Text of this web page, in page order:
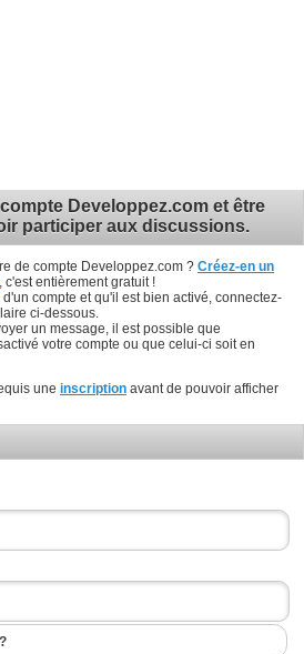
Developpez.com et être
participer aux discussions.
de compte Developpez.com ? Créez-en un
, c'est entièrement gratuit !
compte et qu'il est bien activé, connectez-
ci-dessous.
un message, il est possible que
votre compte ou que celui-ci soit en
une inscription avant de pouvoir afficher